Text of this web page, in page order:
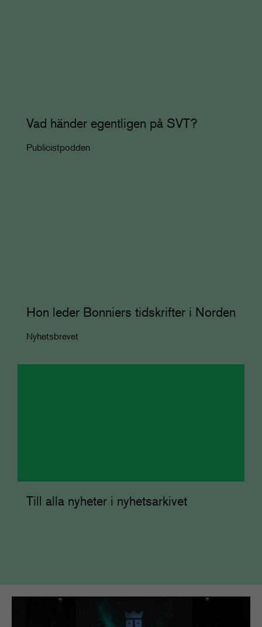
Vad händer egentligen på SVT?
Publicistpodden
Hon leder Bonniers tidskrifter i Norden
Nyhetsbrevet
Till alla nyheter i nyhetsarkivet